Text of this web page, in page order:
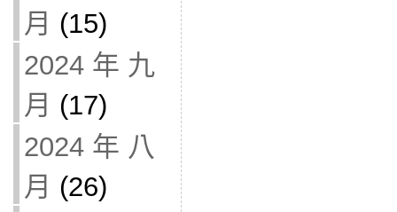
月 (15)
2024 年 九
月 (17)
2024 年 八
月 (26)